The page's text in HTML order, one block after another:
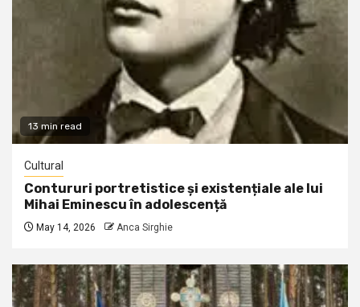
13 min read
Cultural
Contururi portretistice și existențiale ale lui
Mihai Eminescu în adolescență
May 14, 2026 Anca Sirghie